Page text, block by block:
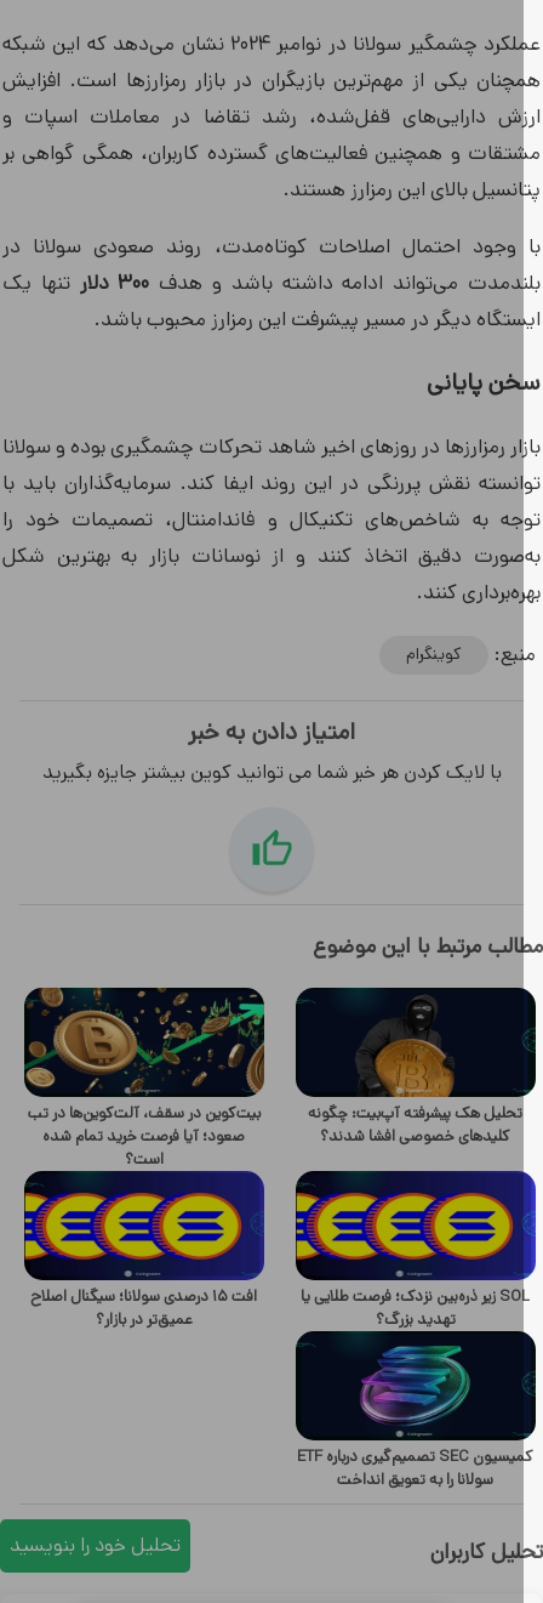
عملکرد چشمگیر سولانا در نوامبر ۲۰۲۴ نشان می‌دهد که این شبکه
یکی از مهم‌ترین بازیگران در بازار رمزارزها است. افزایش
دارایی‌های قفل‌شده، رشد تقاضا در معاملات اسپات و
و همچنین فعالیت‌های گسترده کاربران، همگی گواهی بر
بالای این رمزارز هستند.
وجود احتمال اصلاحات کوتاه‌مدت، روند صعودی سولانا در
می‌تواند ادامه داشته باشد و هدف۳۰۰ دلار
تنها یک
دیگر در مسیر پیشرفت این رمزارز محبوب باشد.
پایانی
رمزارزها در روزهای اخیر شاهد تحرکات چشمگیری بوده و سولانا
نقش پررنگی در این روند ایفا کند. سرمایه‌گذاران باید با
به شاخص‌های تکنیکال و فاندامنتال، تصمیمات خود را
دقیق اتخاذ کنند و از نوسانات بازار به بهترین شکل
کنند.
کوینگرام
امتیاز دادن به خبر
با لایک کردن هر خبر شما می توانید کوین بیشتر جایزه بگیرید
مرتبط با این موضوع
تحلیل هک پیشرفته آپ‌بیت: چگونه
کلیدهای خصوصی افشا شدند؟
بیت‌کوین در سقف، آلت‌کوین‌ها در تب
صعود؛ آیا فرصت خرید تمام شده
است؟
SOL زیر ذره‌بین نزدک؛ فرصت طلایی یا
تهدید بزرگ؟
افت ۱۵ درصدی سولانا؛ سیگنال اصلاح
عمیق‌تر در بازار؟
کمیسیون SEC تصمیم‌گیری درباره ETF
سولانا را به تعویق انداخت
کاربران تحلیل خود را بنویسید